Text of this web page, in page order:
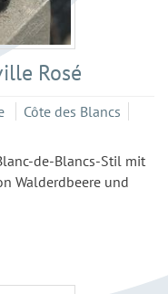
Rosé
Côte des Blancs
de-Blancs-Stil mit
Walderdbeere und